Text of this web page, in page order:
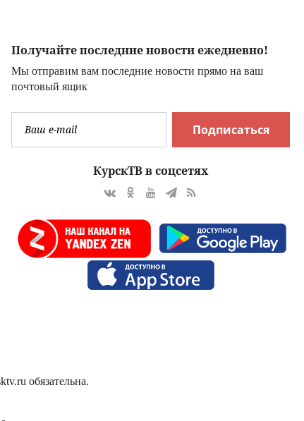
Получайте последние новости ежедневно!
Мы отправим вам последние новости прямо на ваш
почтовый ящик
Подписаться
КурскТВ в соцсетях
обязательна.